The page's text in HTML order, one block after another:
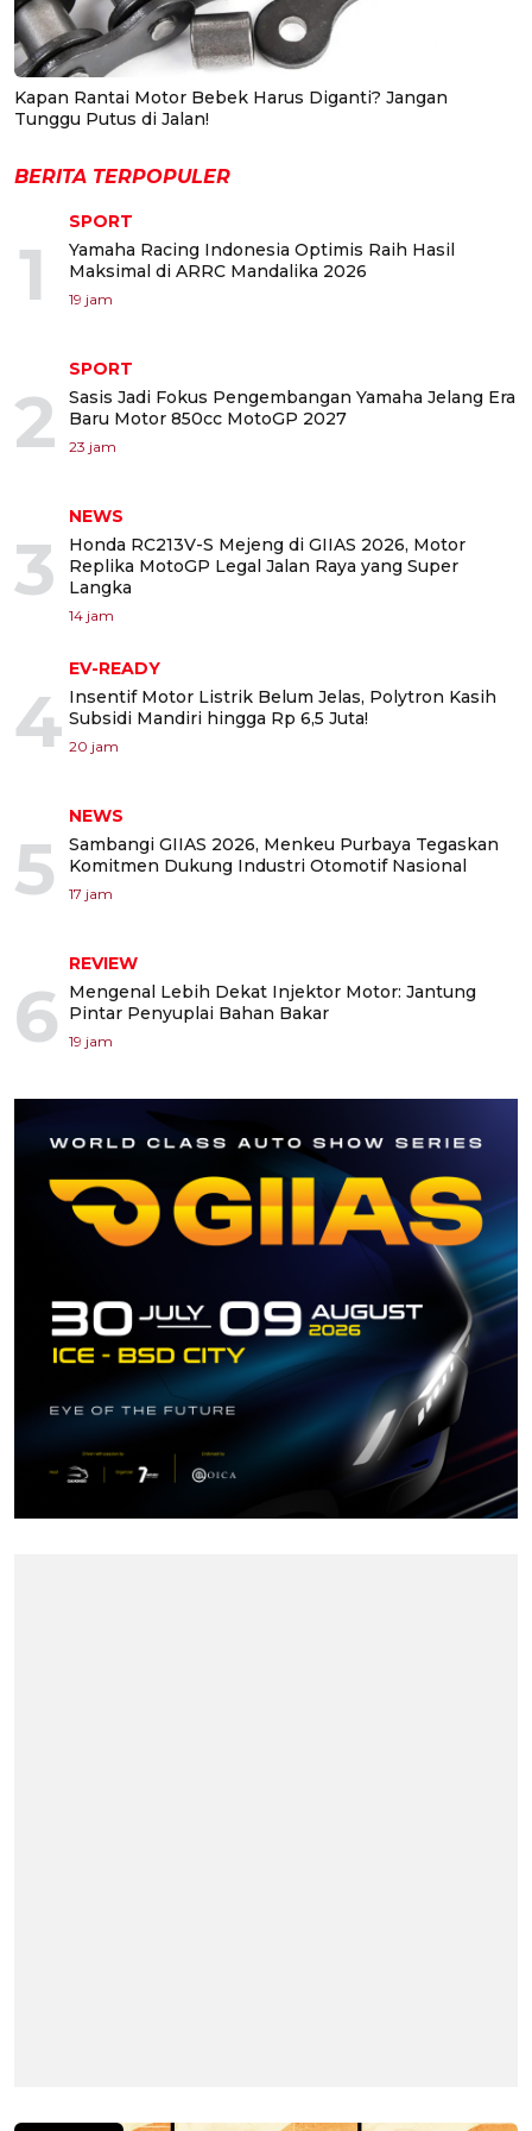
Kapan Rantai Motor Bebek Harus Diganti? Jangan
Tunggu Putus di Jalan!
BERITA TERPOPULER
1
SPORT
Yamaha Racing Indonesia Optimis Raih Hasil
Maksimal di ARRC Mandalika 2026
19 jam
2
SPORT
Sasis Jadi Fokus Pengembangan Yamaha Jelang Era
Baru Motor 850cc MotoGP 2027
23 jam
3
NEWS
Honda RC213V-S Mejeng di GIIAS 2026, Motor
Replika MotoGP Legal Jalan Raya yang Super
Langka
14 jam
4
EV-READY
Insentif Motor Listrik Belum Jelas, Polytron Kasih
Subsidi Mandiri hingga Rp 6,5 Juta!
20 jam
5
NEWS
Sambangi GIIAS 2026, Menkeu Purbaya Tegaskan
Komitmen Dukung Industri Otomotif Nasional
17 jam
6
REVIEW
Mengenal Lebih Dekat Injektor Motor: Jantung
Pintar Penyuplai Bahan Bakar
19 jam